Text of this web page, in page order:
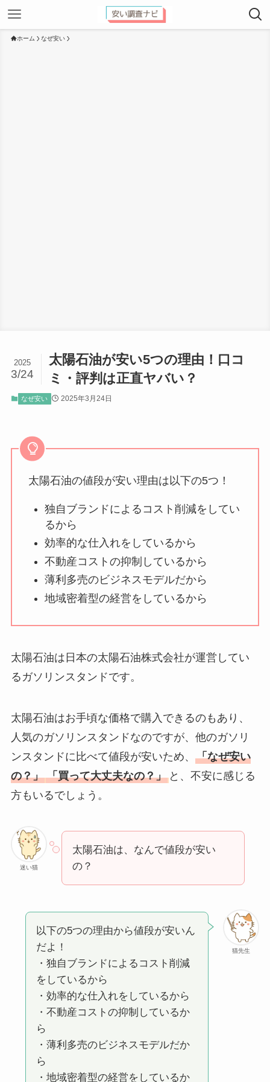
ホーム なぜ安い
太陽石油が安い5つの理由！口コ
ミ・評判は正直ヤバい？
2025
3/24
なぜ安い 2025年3月24日
太陽石油の値段が安い理由は以下の5つ！
独自ブランドによるコスト削減をしてい
るから
効率的な仕入れをしているから
不動産コストの抑制しているから
薄利多売のビジネスモデルだから
地域密着型の経営をしているから
太陽石油は日本の太陽石油株式会社が運営してい
るガソリンスタンドです。
太陽石油はお手頃な価格で購入できるのもあり、
人気のガソリンスタンドなのですが、他のガソリ
ンスタンドに比べて値段が安いため、 「なぜ安い
の？」 「買って大丈夫なの？」 と、不安に感じる
方もいるでしょう。
迷い猫
太陽石油は、なんで値段が安い
の？
猫先生
以下の5つの理由から値段が安いん
だよ！
・独自ブランドによるコスト削減
をしているから
・効率的な仕入れをしているから
・不動産コストの抑制しているか
ら
・薄利多売のビジネスモデルだか
ら
・地域密着型の経営をしているか